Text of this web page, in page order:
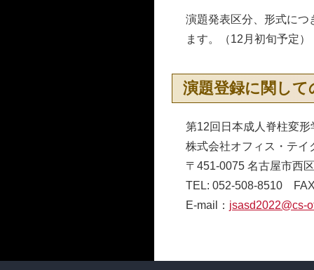
演題発表区分、形式につ
ます。（12月初旬予定）
演題登録に関し
第12回日本成人脊柱変形
株式会社オフィス・テイ
〒451-0075 名古屋市西
TEL: 052-508-8510
E-mail： jsasd2022@cs-